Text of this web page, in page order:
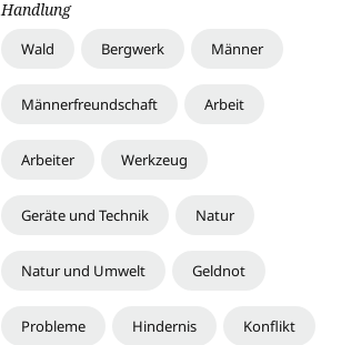
Handlung
Wald Bergwerk Männer
Männerfreundschaft Arbeit
Arbeiter Werkzeug
Geräte und Technik Natur
Natur und Umwelt Geldnot
Probleme Hindernis Konflikt